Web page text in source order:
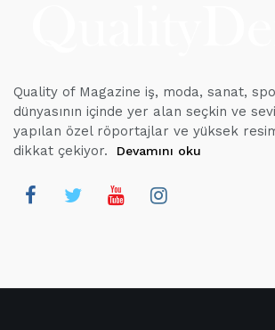
Quality of Magazine iş, moda, sanat,
dünyasının içinde yer alan seçkin ve
yapılan özel röportajlar ve yüksek
dikkat çekiyor.
Devamını oku